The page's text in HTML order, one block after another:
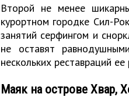
Второй не менее
курортном городке Сил-
занятий серфингом и
не оставят
нескольких реставраций
Маяк на острове Хвар,